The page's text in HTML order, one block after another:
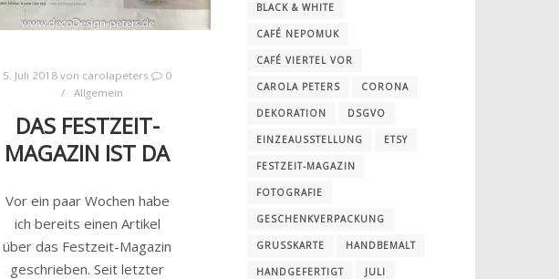
5. Juli 2018 von carolapeters
0
Allgemein
DAS FESTZEIT-
MAGAZIN IST DA
Vor ein paar Wochen habe
ich bereits einen Artikel
über das Festzeit-Magazin
geschrieben. Seit letzter
BLACK & WHITE
CAFÉ NEPOMUK
CAFÉ VIERTEL VOR
CAROLA PETERS CORONA
DEKORATION DSGVO
EINZEAUSSTELLUNG ETSY
FESTZEIT-MAGAZIN
FOTOGRAFIE
GESCHENKVERPACKUNG
GRUSSKARTE HANDBEMALT
HANDGEFERTIGT JULI